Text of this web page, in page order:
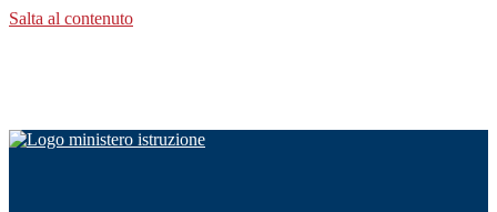
Salta al contenuto